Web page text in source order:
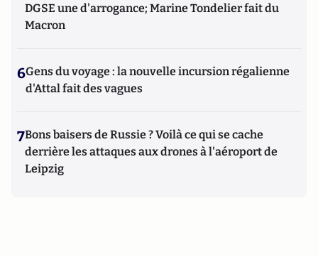
DGSE une d'arrogance; Marine Tondelier fait du
Macron
6Gens du voyage : la nouvelle incursion régalienne
d'Attal fait des vagues
7Bons baisers de Russie ? Voilà ce qui se cache
derrière les attaques aux drones à l'aéroport de
Leipzig